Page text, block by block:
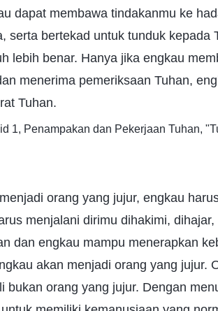
dapat membawa tindakanmu ke
serta bertekad untuk tunduk kepada
lebih benar. Hanya jika engkau
menerima pemeriksaan Tuhan,
Tuhan.
1, Penampakan dan Pekerjaan Tuhan,
orang yang jujur, engkau
menjalani dirimu dihakimi,
dan engkau mampu menerapkan
akan menjadi orang yang jujur.
bukan orang yang jujur. Dengan